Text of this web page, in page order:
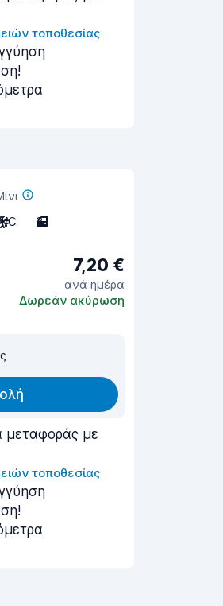
τοποθεσίας
C 3
7,20 €
ανά ημέρα
Δωρεάν ακύρωση
μεταφοράς με
τοποθεσίας